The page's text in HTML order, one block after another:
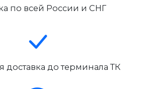
по всей России и СНГ
доставка до терминала ТК